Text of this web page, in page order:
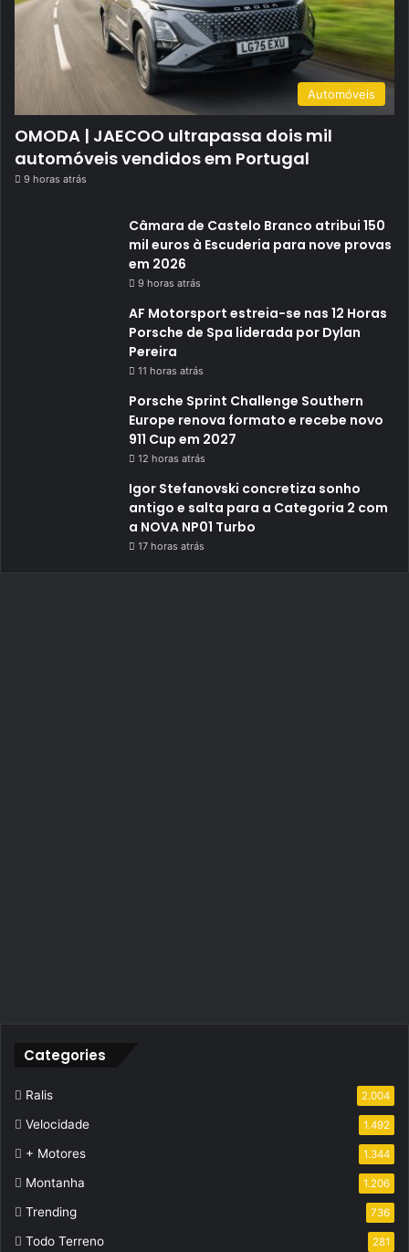
Automóveis
OMODA | JAECOO ultrapassa dois mil
automóveis vendidos em Portugal
9 horas atrás
Câmara de Castelo Branco atribui 150
mil euros à Escuderia para nove provas
em 2026
9 horas atrás
AF Motorsport estreia-se nas 12 Horas
Porsche de Spa liderada por Dylan
Pereira
11 horas atrás
Porsche Sprint Challenge Southern
Europe renova formato e recebe novo
911 Cup em 2027
12 horas atrás
Igor Stefanovski concretiza sonho
antigo e salta para a Categoria 2 com
a NOVA NP01 Turbo
17 horas atrás
Categories
Ralis 2.004
Velocidade 1.492
+ Motores 1.344
Montanha 1.206
Trending 736
Todo Terreno 281